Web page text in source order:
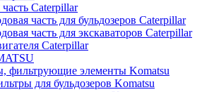
Caterpillar
часть для бульдозеров Caterpillar
часть для экскаваторов Caterpillar
Caterpillar
фильтрующие элементы Komatsu
для бульдозеров Komatsu